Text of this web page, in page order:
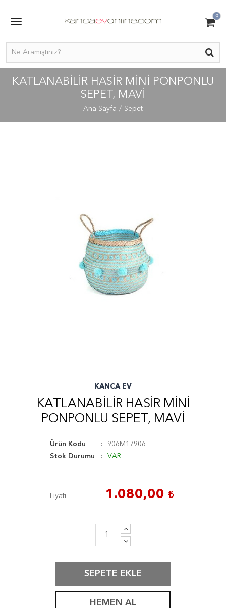
0
KATLANABILIR HASIR MINI PONPONLU
SEPET, MAVI
Ana Sayfa Sepet
KANCA EV
KATLANABILIR HASIR MINI
PONPONLU SEPET, MAVI
Ürün Kodu
906M17906
Stok Durumu
VAR
Fiyatı 1.080,00
SEPETE EKLE
HEMEN AL